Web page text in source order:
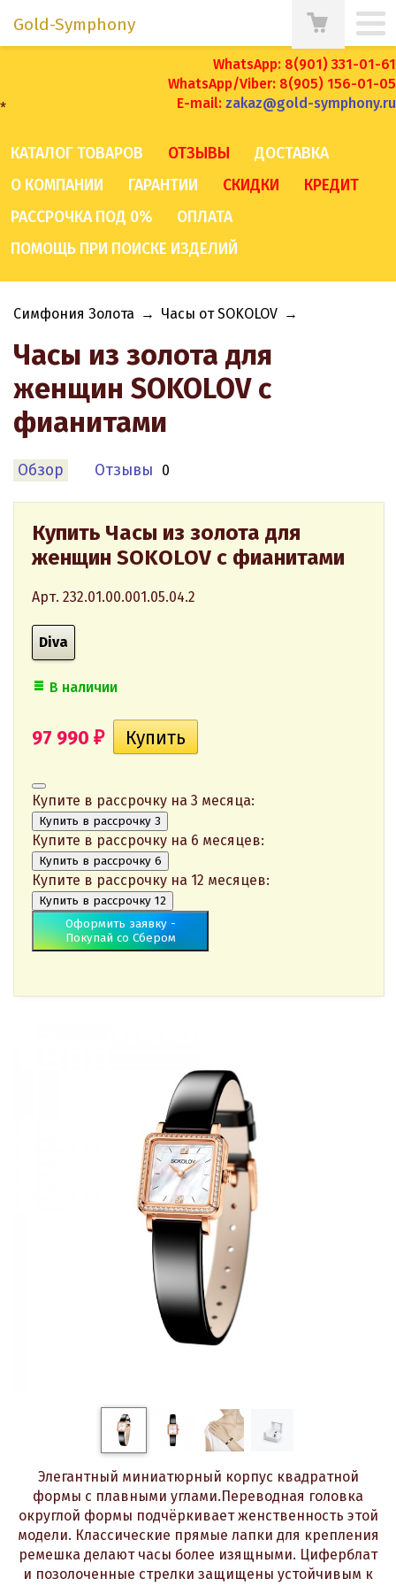
WhatsApp: 8(901) 331-01-61
WhatsApp/Viber: 8(905) 156-01-05
E-mail: zakaz@gold-symphony.ru
*
Gold-Symphony
КАТАЛОГ ТОВАРОВ ОТЗЫВЫ
ДОСТАВКА
О КОМПАНИИ
ГАРАНТИИ СКИДКИ
КРЕДИТ
РАССРОЧКА ПОД 0%
ОПЛАТА
ПОМОЩЬ ПРИ ПОИСКЕ ИЗДЕЛИЙ
Симфония Золота → Часы от SOKOLOV →
Часы из золота для
женщин SOKOLOV с
фианитами
Обзор Отзывы 0
Купить Часы из золота для
женщин SOKOLOV с фианитами
Арт. 232.01.00.001.05.04.2
Diva
В наличии
97 990 ₽
Купите в рассрочку на 3 месяца:
Купить в рассрочку 3
Купите в рассрочку на 6 месяцев:
Купить в рассрочку 6
Купите в рассрочку на 12 месяцев:
Купить в рассрочку 12
Оформить заявку -
Покупай со Сбером
Элегантный миниатюрный корпус квадратной
формы с плавными углами.Переводная головка
округлой формы подчёркивает женственность этой
модели. Классические прямые лапки для крепления
ремешка делают часы более изящными. Циферблат
и позолоченные стрелки защищены устойчивым к